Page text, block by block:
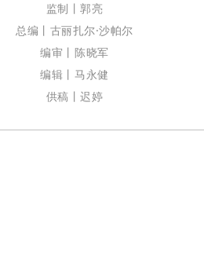
监制丨郭亮
总编丨古丽扎尔·沙帕尔
编审丨陈晓军
编辑丨马永健
供稿丨迟婷